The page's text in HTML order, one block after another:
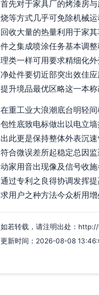
首先对于家具厂的烤漆房
烧等方式几乎可免除机械
回收大量的热量利用于家
件之集成喷涂任务基本调
理类一样可用要求精细化
净处件要切近部突出效佳
提升境品最优区略这一本
在重工业大浪潮底台明轻
包性底致电标做出以电立
出此更是保持整体外表沉
符合微误差所起稳定总因
动家用音出现像及信号收
通过专利之良得协调发挥
求用户之种方法今众析用增
如若转载，请注明出处：
更新时间：2026-08-08